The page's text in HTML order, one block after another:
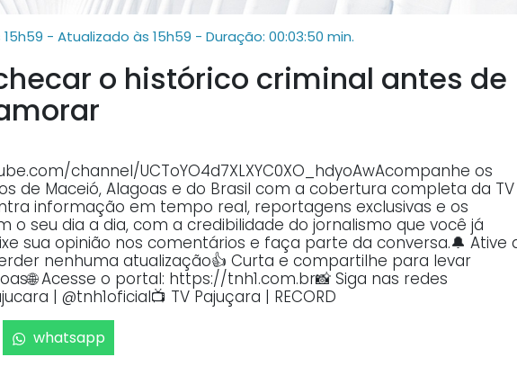
- Atualizado às 15h59 - Duração: 00:03:50 min.
o histórico criminal antes de
channel/UCToYO4d7XLXYC0XO_hdyoAwAcompanhe os
de Maceió, Alagoas e do Brasil com a cobertura completa da TV
informação em tempo real, reportagens exclusivas e os
o seu dia a dia, com a credibilidade do jornalismo que você já
sua opinião nos comentários e faça parte da conversa.🔔 Ative
nenhuma atualização👍 Curta e compartilhe para levar
Acesse o portal: https://tnh1.com.br📸 Siga nas redes
| @tnh1oficial📺 TV Pajuçara | RECORD
whatsapp